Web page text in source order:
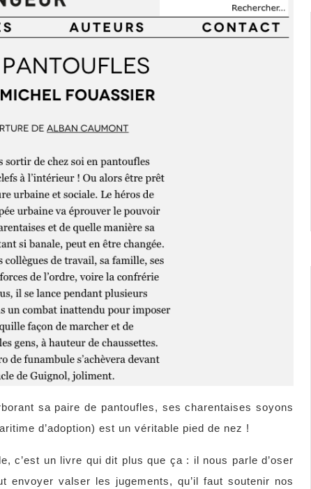
sa paire de pantoufles, ses charentaises soyons
d’adoption) est un véritable pied de nez !
c’est un livre qui dit plus que ça : il nous parle d’oser
envoyer valser les jugements, qu’il faut soutenir nos